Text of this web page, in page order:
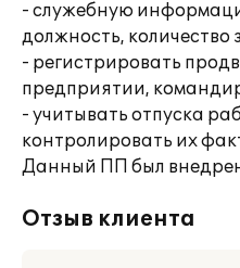
- служебную
должность, количество
- регистрировать
предприятии,
- учитывать отпуска
контролировать их
Данный ПП был
Отзыв клиента